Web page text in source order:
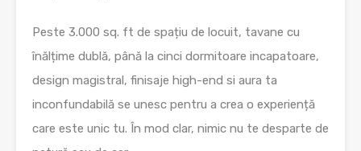
Peste 3.000 sq. ft de spațiu de locuit, tavane cu
înălțime dublă, până la cinci dormitoare incapatoare,
design magistral, finisaje high-end si aura ta
inconfundabilă se unesc pentru a crea o experiență
care este unic tu. În mod clar, nimic nu te desparte de